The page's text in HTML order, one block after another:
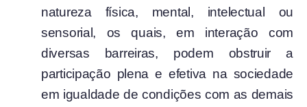
natureza física, mental, intelectual ou
sensorial, os quais, em interação com
diversas barreiras, podem obstruir a
participação plena e efetiva na sociedade
em igualdade de condições com as demais